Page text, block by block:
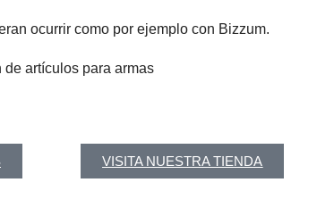
ocurrir como por ejemplo con Bizzum.
artículos para armas
VISITA NUESTRA TIENDA